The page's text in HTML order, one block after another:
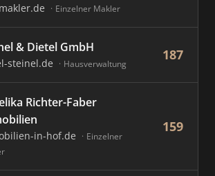
Einzelner Makler
& Dietel GmbH
steinel.de Hausverwaltung
187
Richter-Faber
in-hof.de
Einzelner
159